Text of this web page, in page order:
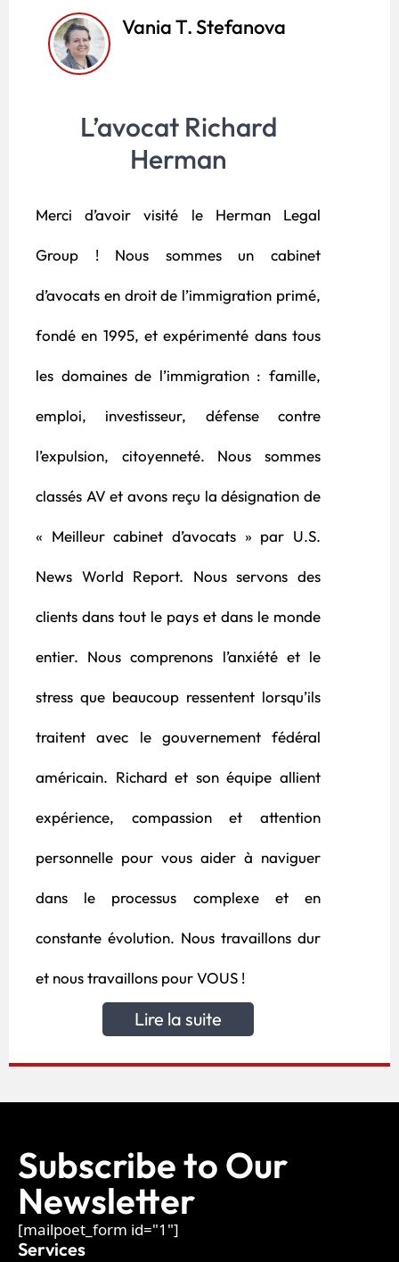
L’avocat Richard
Herman
Merci d’avoir visité le Herman Legal
Group ! Nous sommes un cabinet
d’avocats en droit de l’immigration primé,
fondé en 1995, et expérimenté dans tous
les domaines de l’immigration : famille,
emploi, investisseur, défense contre
l’expulsion, citoyenneté. Nous sommes
classés AV et avons reçu la désignation de
« Meilleur cabinet d’avocats » par U.S.
News World Report. Nous servons des
clients dans tout le pays et dans le monde
entier. Nous comprenons l’anxiété et le
stress que beaucoup ressentent lorsqu’ils
traitent avec le gouvernement fédéral
américain. Richard et son équipe allient
expérience, compassion et attention
personnelle pour vous aider à naviguer
dans le processus complexe et en
constante évolution. Nous travaillons dur
et nous travaillons pour VOUS !
Lire la suite
Vania T. Stefanova
Subscribe to Our
Newsletter
[mailpoet_form id="1"]
Services